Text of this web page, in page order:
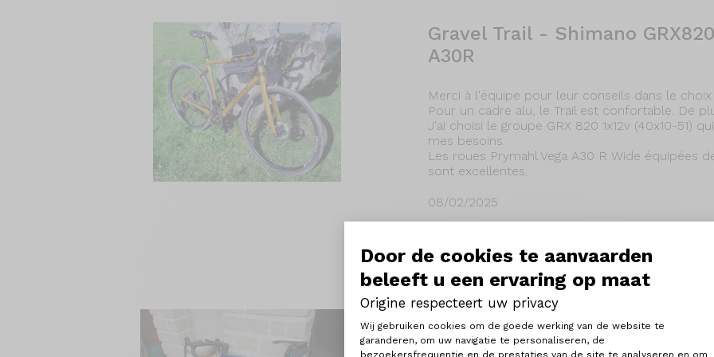
Door de cookies te aanvaarden
beleeft u een ervaring op maat
Origine respecteert uw privacy
Toestemmingsbeheerplatform:
Wij gebruiken cookies om de goede werking van de website te
garanderen, om uw navigatie te personaliseren, de
bezoekersfrequentie en de prestaties van de site te analyseren en om
Gravel Trail - Shimano
A30R
Merci à l'équipe pour leur conseils dans le
Pour un cadre alu, le Trail est confortable. De
J'ai choisi le groupe GRX 820 1x12v (40x10-51)
mes besoins.
Les roues Prymahl Vega A30 R Wide équipées
sont excellentes.
08/02/2025
Fraxion GTR - Shimano
C50Pro